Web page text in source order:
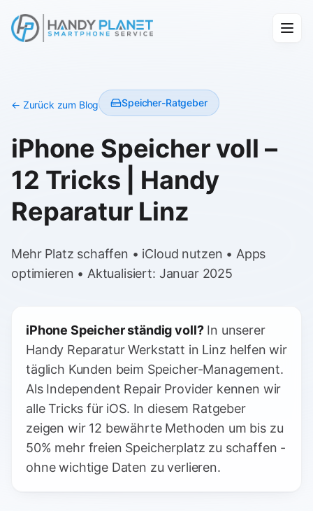
← Zurück zum Blog Speicher-Ratgeber
iPhone Speicher voll –
12 Tricks | Handy
Reparatur Linz
Mehr Platz schaffen • iCloud nutzen • Apps
optimieren • Aktualisiert: Januar 2025
iPhone Speicher ständig voll?In unserer
Handy Reparatur Werkstatt in Linz helfen wir
täglich Kunden beim Speicher-Management.
Als Independent Repair Provider kennen wir
alle Tricks für iOS. In diesem Ratgeber
zeigen wir 12 bewährte Methoden um bis zu
50% mehr freien Speicherplatz zu schaffen -
ohne wichtige Daten zu verlieren.